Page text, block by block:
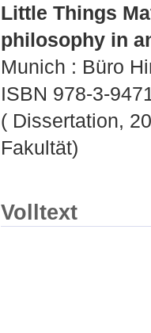
Little Things
philosophy in
Munich : Büro
ISBN 978-3-
( Dissertation,
Fakultät)
Volltext